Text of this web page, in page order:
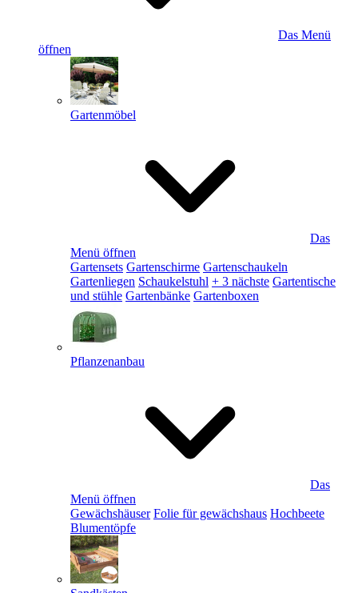
Das Menü
öffnen
Gartenmöbel
Das
Menü öffnen
Gartensets Gartenschirme Gartenschaukeln
Gartenliegen Schaukelstuhl + 3 nächste Gartentische
und stühle Gartenbänke Gartenboxen
Pflanzenanbau
Das
Menü öffnen
Gewächshäuser Folie für gewächshaus Hochbeete
Blumentöpfe